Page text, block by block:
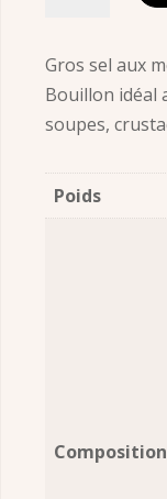
Sel
Saveur
Court-
BIO
150g
Gros sel aux
Bouillon idéal
soupes,
Poids